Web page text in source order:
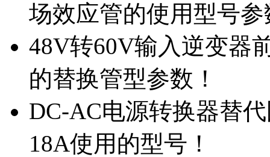
场效应管的使用型号参
48V转60V输入逆变器
的替换管型参数！
DC-AC电源转换器替
18A使用的型号！